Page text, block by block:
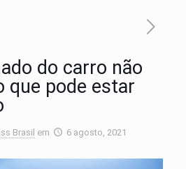
do carro não
que pode estar
Brasil em 6 agosto, 2021